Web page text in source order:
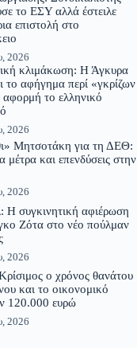
το ΕΣΥ αλλά έστειλε
επιστολή στο
2026
κλιμάκωση: Η Άγκυρα
το αφήγημα περί «γκρίζων
το ελληνικό
2026
Μητσοτάκη για τη ΔΕΘ:
μέτρα και επενδύσεις στην
2026
Η συγκινητική αφιέρωση
Ζότα στο νέο πούλμαν
2026
ο χρόνος θανάτου
και το οικονομικό
120.000 ευρώ
2026